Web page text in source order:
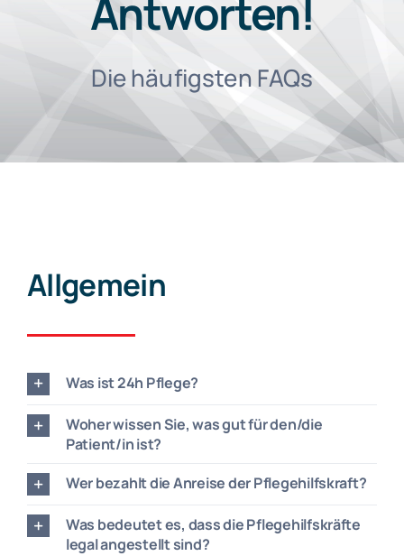
Vorträge
Blog
FAQs
Antworten!
Die häufigsten FAQs
Allgemein
Was ist 24h Pflege?
Woher wissen Sie, was gut für den/die
Patient/in ist?
Wer bezahlt die Anreise der Pflegehilfskraft?
Was bedeutet es, dass die Pflegehilfskräfte
legal angestellt sind?